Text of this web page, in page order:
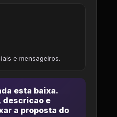
e mensageiros.
esta baixa.
descricao e
a proposta do